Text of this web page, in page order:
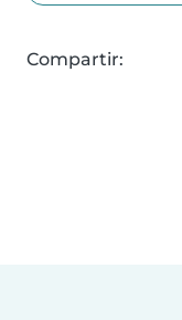
Compartir: